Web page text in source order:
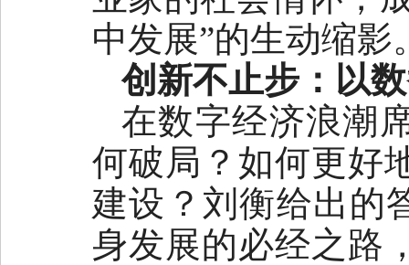
中发展”的生动缩影
创新不止步：以
在数字经济浪潮
何破局？如何更好
建设？刘衡给出的
身发展的必经之路